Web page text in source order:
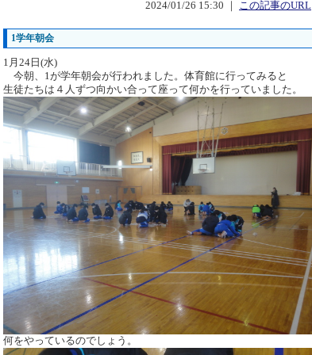
2024/01/26 15:30 ｜ この記事のURL
1学年朝会
1月24日(水)
今朝、1が学年朝会が行われました。体育館に行ってみると
生徒たちは４人ずつ向かい合って座って何かを行っていました。
何をやっているのでしょう。